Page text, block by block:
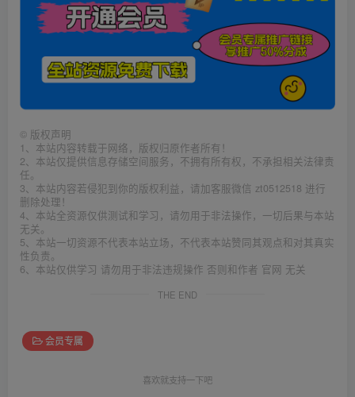
© 版权声明
1、本站内容转载于网络，版权归原作者所有！
2、本站仅提供信息存储空间服务，不拥有所有权，不承担相关法律责
任。
3、本站内容若侵犯到你的版权利益，请加客服微信 zt0512518 进行
删除处理！
4、本站全资源仅供测试和学习，请勿用于非法操作，一切后果与本站
无关。
5、本站一切资源不代表本站立场，不代表本站赞同其观点和对其真实
性负责。
6、本站仅供学习 请勿用于非法违规操作 否则和作者 官网 无关
THE END
会员专属
喜欢就支持一下吧